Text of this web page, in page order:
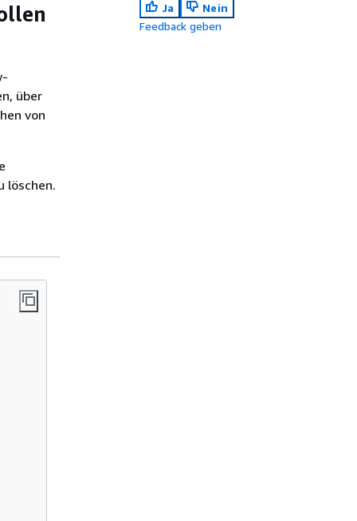
über
von
löschen.
Ja
Nein
Feedback geben